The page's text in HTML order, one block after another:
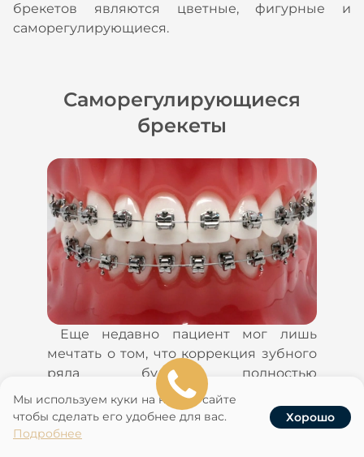
брекетов являются цветные, фигурные и
саморегулирующиеся.
Саморегулирующиеся
брекеты
Еще недавно пациент мог лишь
мечтать о том, что коррекция зубного
ряда будет полностью
индивидуализирована. И такой вид
ортодонтического оборудования
появился. Саморегулирующиеся
Услуги Акции
Мы используем куки на нашем сайте
чтобы сделать его удобнее для вас.
Подробнее
Хорошо